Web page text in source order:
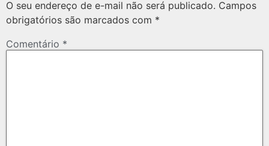
O seu endereço de e-mail não será publicado. Campos
obrigatórios são marcados com *
Comentário *